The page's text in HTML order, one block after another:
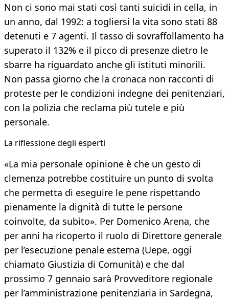
Non ci sono mai stati così tanti suicidi in cella, in
un anno, dal 1992: a togliersi la vita sono stati 88
detenuti e 7 agenti. Il tasso di sovraffollamento ha
superato il 132% e il picco di presenze dietro le
sbarre ha riguardato anche gli istituti minorili.
Non passa giorno che la cronaca non racconti di
proteste per le condizioni indegne dei penitenziari,
con la polizia che reclama più tutele e più
personale.
La riflessione degli esperti
«La mia personale opinione è che un gesto di
clemenza potrebbe costituire un punto di svolta
che permetta di eseguire le pene rispettando
pienamente la dignità di tutte le persone
coinvolte, da subito». Per Domenico Arena, che
per anni ha ricoperto il ruolo di Direttore generale
per l’esecuzione penale esterna (Uepe, oggi
chiamato Giustizia di Comunità) e che dal
prossimo 7 gennaio sarà Provveditore regionale
per l’amministrazione penitenziaria in Sardegna,